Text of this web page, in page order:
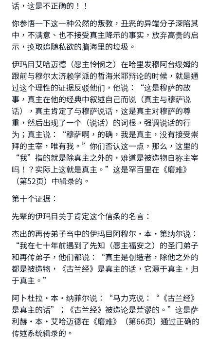
话，这是不正确的！！
你参悟一下这一种公然的叛教，丑恶的异端分子深陷其
中，不满意、也不接受真主降示的事实，放弃高贵的启
示，换取追随私欲的脑海里的垃圾。
伊玛目艾哈迈德（愿主怜悯之）在哈里发穆阿台绥姆的
跟前与穆尔太济赖学派的哲海米耶辩论的时候，就是通
过这个理性的证据反驳他们，他说：“这是穆萨的故
事，真主在他的经典中叙述自己而说（真主与穆萨说
话），真主肯定了与穆萨说话，这是真主对穆萨的尊
重，然后出现了一个（说话）的词根，强调说话的行
为；真主说：“穆萨啊，的确，我是真主，没有接受崇
拜的主宰，唯有我。”你们否认这一点，那么，这里的
“我”指的就是除真主之外的，难道是被造物自称主宰
吗！？实际上这就是真主。”这是罕百里在《磨难》
（第52页）中辑录的。
第十个证据：
先辈的伊玛目关于肯定这个信条的名言：
杰出的再传弟子当中的伊玛目阿穆尔·本·第纳尔说：
“我在七十年前遇到了先知（愿主福安之）的圣门弟子
和再传弟子，他们都说：“真主是创造者，除他之外的
都是被造物，《古兰经》是真主的话，它源于真主，归
于真主。”
阿卜杜拉•本·纳菲尔说：“马力克说：“《古兰经》
是真主的话”；《古兰经》被造论是荒谬的。”这是萨
利赫·本·艾哈迈德在《磨难》（第66页）通过正确的
传述系统辑录的。